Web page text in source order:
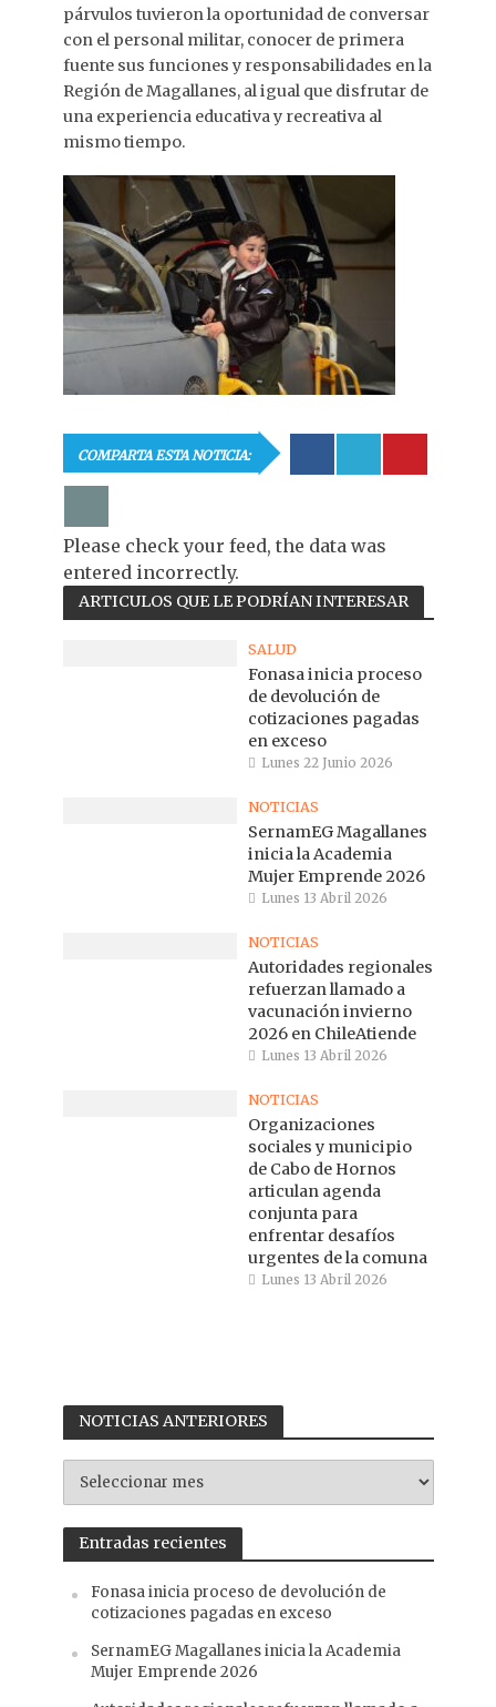
párvulos tuvieron la oportunidad de conversar
con el personal militar, conocer de primera
fuente sus funciones y responsabilidades en la
Región de Magallanes, al igual que disfrutar de
una experiencia educativa y recreativa al
mismo tiempo.
COMPARTA ESTA NOTICIA:
Please check your feed, the data was
entered incorrectly.
ARTICULOS QUE LE PODRÍAN INTERESAR
SALUD
Fonasa inicia proceso
de devolución de
cotizaciones pagadas
en exceso
Lunes 22 Junio 2026
NOTICIAS
SernamEG Magallanes
inicia la Academia
Mujer Emprende 2026
Lunes 13 Abril 2026
NOTICIAS
Autoridades regionales
refuerzan llamado a
vacunación invierno
2026 en ChileAtiende
Lunes 13 Abril 2026
NOTICIAS
Organizaciones
sociales y municipio
de Cabo de Hornos
articulan agenda
conjunta para
enfrentar desafíos
urgentes de la comuna
Lunes 13 Abril 2026
NOTICIAS ANTERIORES
ANTERIORES
Entradas recientes
Fonasa inicia proceso de devolución de
cotizaciones pagadas en exceso
SernamEG Magallanes inicia la Academia
Mujer Emprende 2026